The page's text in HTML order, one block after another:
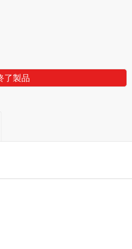
了製品